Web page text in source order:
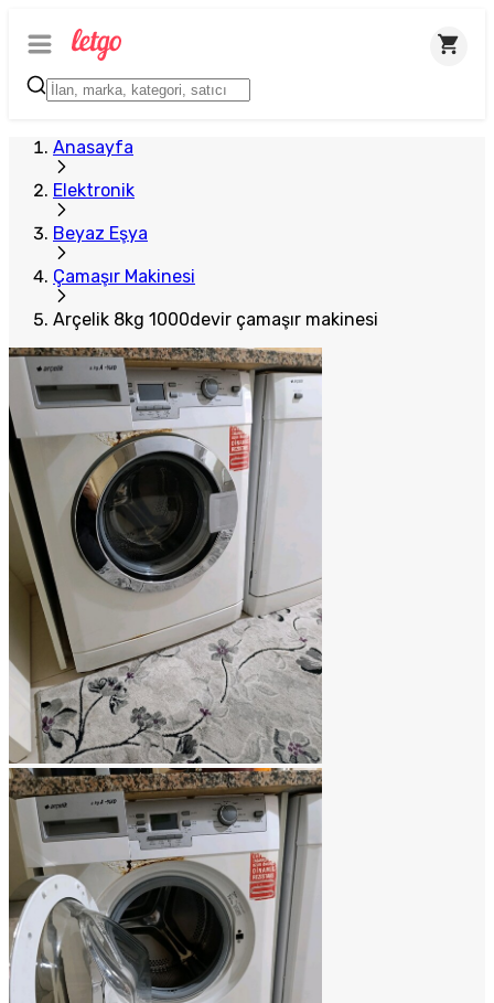
Anasayfa
Elektronik
Beyaz Eşya
Çamaşır Makinesi
Arçelik 8kg 1000devir çamaşır makinesi